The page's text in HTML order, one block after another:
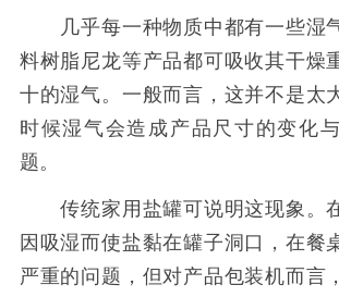
几乎每一种物质中都有一些湿
料树脂尼龙等产品都可吸收其干燥
十的湿气。一般而言，这并不是太
时候湿气会造成产品尺寸的变化
题。
传统家用盐罐可说明这现象。
因吸湿而使盐黏在罐子洞口，在餐
严重的问题，但对产品包装机而言